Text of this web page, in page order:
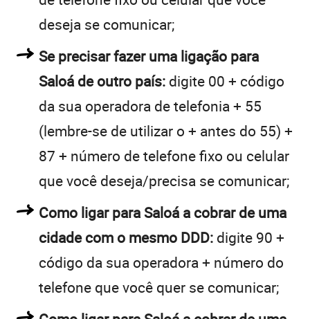
deseja se comunicar;
Se precisar fazer uma ligação para
Saloá de outro país: digite 00 + código
da sua operadora de telefonia + 55
(lembre-se de utilizar o + antes do 55) +
87 + número de telefone fixo ou celular
que você deseja/precisa se comunicar;
Como ligar para Saloá a cobrar de uma
cidade com o mesmo DDD: digite 90 +
código da sua operadora + número do
telefone que você quer se comunicar;